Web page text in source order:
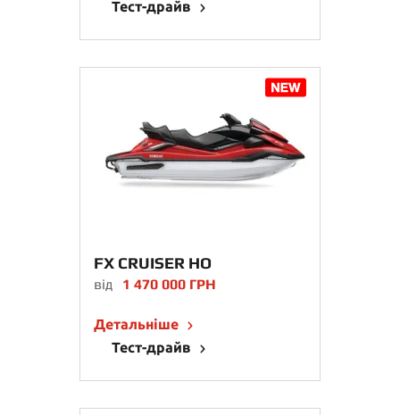
Тест-драйв
FX CRUISER HO
від 1 470 000 ГРН
Детальніше
Тест-драйв